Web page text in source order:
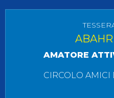
AMATORE
CIRCOLO AMICI